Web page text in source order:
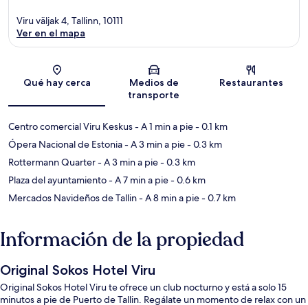
Sección del mapa
Viru väljak 4, Tallinn, 10111
Ver en el mapa
Qué hay cerca
Medios de
transporte
Restaurantes
Centro comercial Viru Keskus- A 1 min a pie- 0.1 km
Ópera Nacional de Estonia- A 3 min a pie- 0.3 km
Rottermann Quarter- A 3 min a pie- 0.3 km
Plaza del ayuntamiento- A 7 min a pie- 0.6 km
Mercados Navideños de Tallin- A 8 min a pie- 0.7 km
Información de la propiedad
Original Sokos Hotel Viru
Original Sokos Hotel Viru te ofrece un club nocturno y está a solo 15
minutos a pie de Puerto de Tallin. Regálate un momento de relax con un